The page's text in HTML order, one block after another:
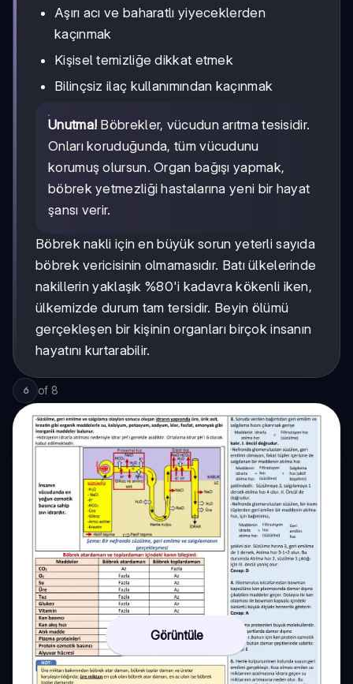
Aşırı acı ve baharatlı yiyeceklerden
kaçınmak
Kişisel temizliğe dikkat etmek
Bilinçsiz ilaç kullanımından kaçınmak
Unutma! Böbrekler, vücudun arıtma tesisidir.
Onları koruduğunda, tüm vücudunu
korumuş olursun. Organ bağışı yapmak,
böbrek yetmezliği hastalarına yeni bir hayat
şansı verir.
Böbrek nakli için en büyük sorun yeterli sayıda
böbrek vericisinin olmamasıdır. Batı ülkelerinde
nakillerin yaklaşık %80'i kadavra kökenli iken,
ülkemizde durum tam tersidir. Beyin ölümü
gerçekleşen bir kişinin organları birçok insanın
hayatını kurtarabilir.
6 of 8
Görüntüle